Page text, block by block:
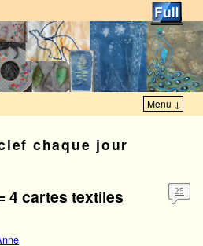
Menu ↓
chaque jour
4 cartes textiles
25